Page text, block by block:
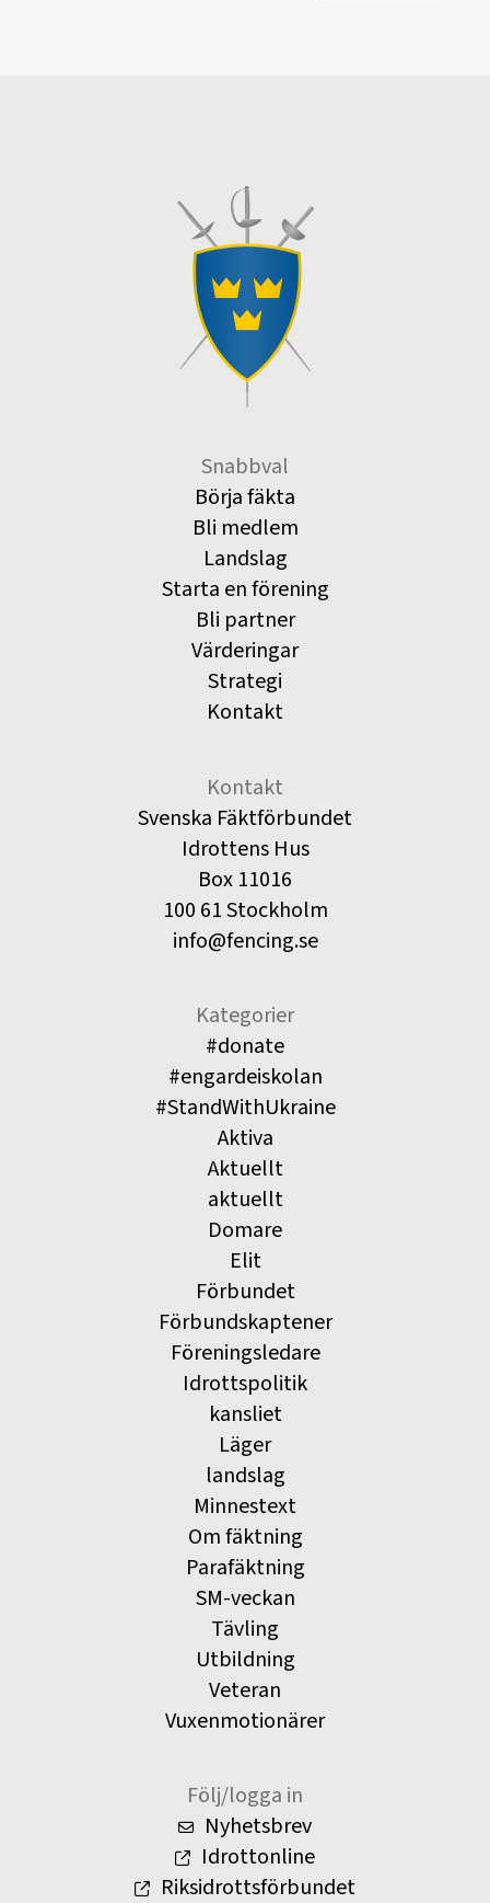
Snabbval
Börja fäkta
Bli medlem
Landslag
Starta en förening
Bli partner
Värderingar
Strategi
Kontakt
Kontakt
Svenska Fäktförbundet
Idrottens Hus
Box 11016
100 61 Stockholm
info@fencing.se
Kategorier
#donate
#engardeiskolan
#StandWithUkraine
Aktiva
Aktuellt
aktuellt
Domare
Elit
Förbundet
Förbundskaptener
Föreningsledare
Idrottspolitik
kansliet
Läger
landslag
Minnestext
Om fäktning
Parafäktning
SM-veckan
Tävling
Utbildning
Veteran
Vuxenmotionärer
Följ/logga in
Nyhetsbrev
Idrottonline
Riksidrottsförbundet